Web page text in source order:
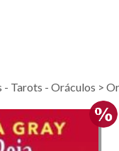
- Tarots - Oráculos >